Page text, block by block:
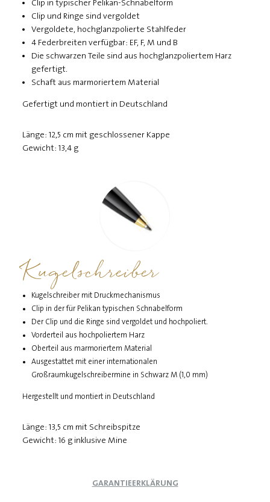
Clip in typischer Pelikan-Schnabelform
Clip und Ringe sind vergoldet
Vergoldete, hochglanzpolierte Stahlfeder
4 Federbreiten verfügbar: EF, F, M und B
Die schwarzen Teile sind aus hochglanzpoliertem Harz
gefertigt.
Schaft aus marmoriertem Material
Gefertigt und montiert in Deutschland
Länge: 12,5 cm mit geschlossener Kappe
Gewicht: 13,4 g
Kugelschreiber
Kugelschreiber mit Druckmechanismus
Clip in der für Pelikan typischen Schnabelform
Der Clip und die Ringe sind vergoldet und hochpoliert.
Vorderteil aus hochpoliertem Harz
Oberteil aus marmoriertem Material
Ausgestattet mit einer internationalen
Großraumkugelschreibermine in Schwarz M (1,0 mm)
Hergestellt und montiert in Deutschland
Länge: 13,5 cm mit Schreibspitze
Gewicht: 16 g inklusive Mine
GARANTIEERKLÄRUNG